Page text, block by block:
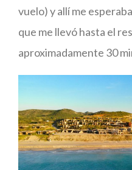
vuelo) y allí me
que me llevó hasta el
aproximadamente 30